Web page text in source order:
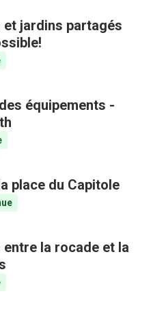
jardins partagés
équipements -
place du Capitole
la rocade et la